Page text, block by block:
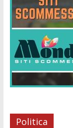
Politica